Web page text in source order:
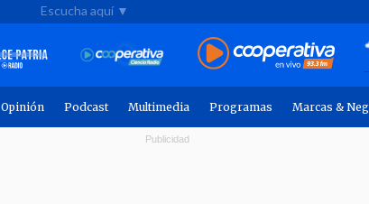
Escucha aquí ▼
Opinión Podcast Multimedia Programas Marcas &